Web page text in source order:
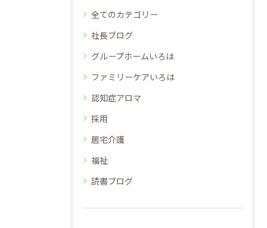
全てのカテゴリー
社長ブログ
グループホームいろは
ファミリーケアいろは
認知症アロマ
採用
居宅介護
福祉
読書ブログ